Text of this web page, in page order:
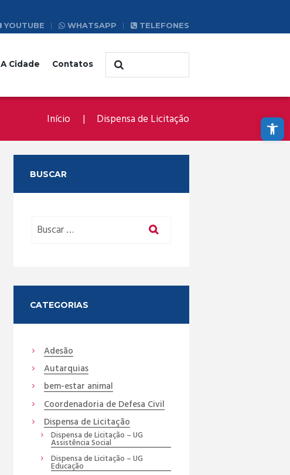
Abrir a barra de ferramentas
YOUTUBE WHATSAPP TELEFONES
A Cidade Contatos
Início Dispensa de Licitação
BUSCAR
CATEGORIAS
Adesão
Autarquias
bem-estar animal
Coordenadoria de Defesa Civil
Dispensa de Licitação
Dispensa de Licitação – UG
Assistência Social
Dispensa de Licitação – UG
Educação